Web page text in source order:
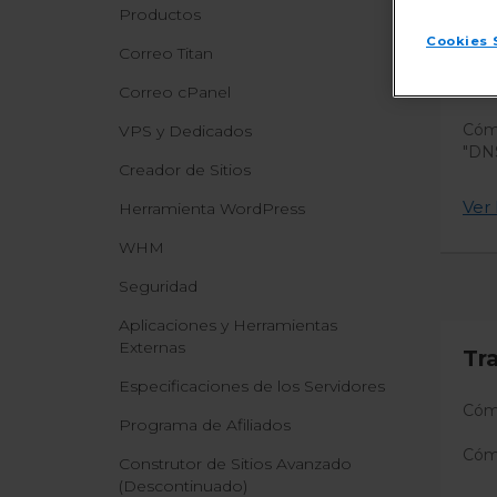
Productos
Correo Titan
Correo cPanel
VPS y Dedicados
Creador de Sitios
Herramienta WordPress
WHM
Seguridad
Aplicaciones y Herramientas
Externas
Especificaciones de los Servidores
Programa de Afiliados
Construtor de Sitios Avanzado
(Descontinuado)
Ver
Cookies